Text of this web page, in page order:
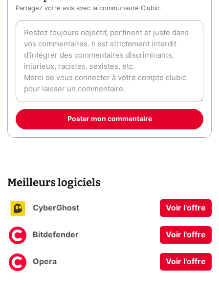
Partagez votre avis avec la communauté Clubic.
Poster mon commentaire
Meilleurs logiciels
CyberGhost Voir l'offre
Bitdefender Voir l'offre
Opera Voir l'offre